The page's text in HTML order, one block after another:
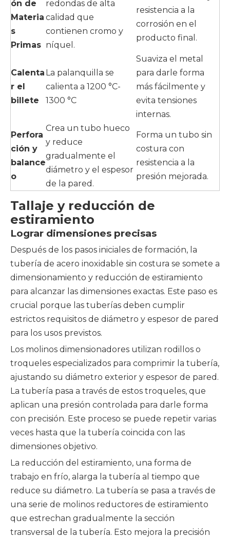
ón de
Materia
s
Primas
redondas de alta
calidad que
contienen cromo y
níquel.
resistencia a la
corrosión en el
producto final.
Calenta
r el
billete
La palanquilla se
calienta a 1200 °C-
1300 °C
Suaviza el metal
para darle forma
más fácilmente y
evita tensiones
internas.
Perfora
ción y
balance
o
Crea un tubo hueco
y reduce
gradualmente el
diámetro y el espesor
de la pared.
Forma un tubo sin
costura con
resistencia a la
presión mejorada.
Tallaje y reducción de
estiramiento
Lograr dimensiones precisas
Después de los pasos iniciales de formación, la
tubería de acero inoxidable sin costura se somete a
dimensionamiento y reducción de estiramiento
para alcanzar las dimensiones exactas. Este paso es
crucial porque las tuberías deben cumplir
estrictos requisitos de diámetro y espesor de pared
para los usos previstos.
Los molinos dimensionadores utilizan rodillos o
troqueles especializados para comprimir la tubería,
ajustando su diámetro exterior y espesor de pared.
La tubería pasa a través de estos troqueles, que
aplican una presión controlada para darle forma
con precisión. Este proceso se puede repetir varias
veces hasta que la tubería coincida con las
dimensiones objetivo.
La reducción del estiramiento, una forma de
trabajo en frío, alarga la tubería al tiempo que
reduce su diámetro. La tubería se pasa a través de
una serie de molinos reductores de estiramiento
que estrechan gradualmente la sección
transversal de la tubería. Esto mejora la precisión